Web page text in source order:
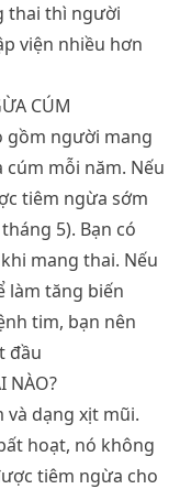
thai thì người
viện nhiều hơn
CÚM
gồm người mang
mỗi năm. Nếu
tiêm ngừa sớm
5). Bạn có
mang thai. Nếu
làm tăng biến
tim, bạn nên
đầu
NÀO?
và dạng xịt mũi.
hoạt, nó không
tiêm ngừa cho